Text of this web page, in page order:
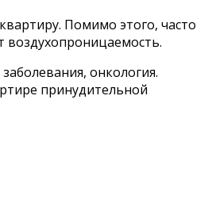
Помимо этого, часто
воздухопроницаемость.
онкология.
принудительной